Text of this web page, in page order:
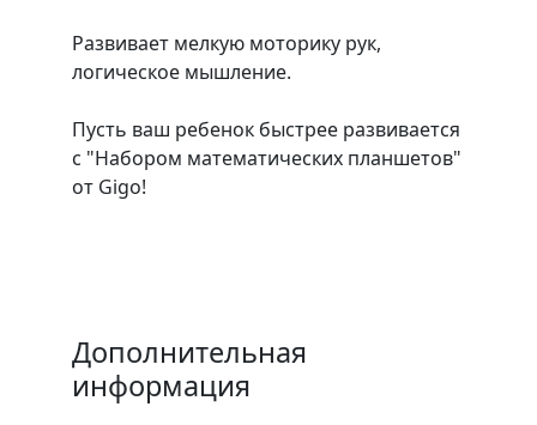
Развивает мелкую моторику рук,
логическое мышление.
Пусть ваш ребенок быстрее развивается
с "Набором математических планшетов"
от Gigo!
Дополнительная
информация